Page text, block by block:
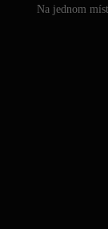
Na jednom